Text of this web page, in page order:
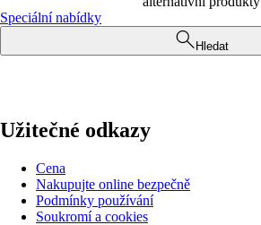
Speciální nabídky
Hledat
Užitečné odkazy
Cena
Nakupujte online bezpečně
Podmínky používání
Soukromí a cookies